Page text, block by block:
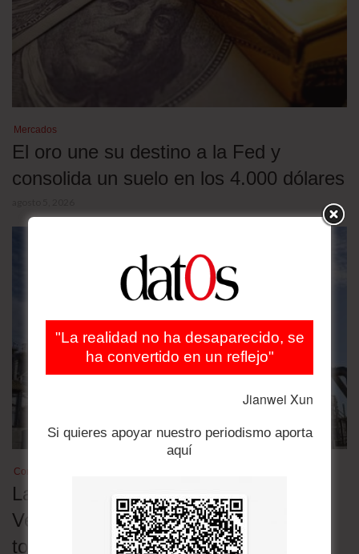
Mercados
El oro une su destino a la Fed y
consolida un suelo en los 4.000 dólares
Comercio
Las exportaciones de petróleo de
Venezuela se desplomaron 25% y
tocaron un mínimo de cinco meses
"La realidad no ha desaparecido, se
ha convertido en un reflejo"
Jianwei Xun
Si quieres apoyar nuestro periodismo aporta
aquí